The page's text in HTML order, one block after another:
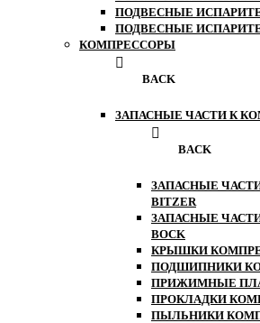
ПОДВЕСНЫЕ
ПОДВЕСНЫЕ
КОМПРЕССОРЫ
BACK
ЗАПАСНЫЕ ЧАСТИ К
BACK
ЗАПАСНЫЕ
BITZER
ЗАПАСНЫЕ
BOCK
КРЫШКИ
ПОДШИПНИКИ
ПРИЖИМНЫЕ
ПРОКЛАДКИ
ПЫЛЬНИКИ